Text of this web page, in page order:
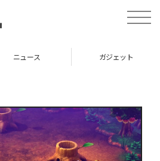
toggle
ニュース ガジェット